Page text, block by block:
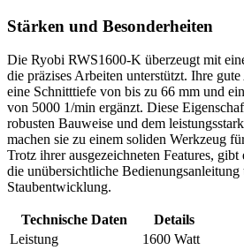
Stärken und Besonderheiten
Die Ryobi RWS1600-K überzeugt mit
die präzises Arbeiten unterstützt. Ihre
eine Schnitttiefe von bis zu 66 mm und
von 5000 1/min ergänzt. Diese
robusten Bauweise und dem
machen sie zu einem soliden Werkzeug
Trotz ihrer ausgezeichneten Features,
die unübersichtliche Bedienungsanleitung
Staubentwicklung.
Technische Daten
Details
Leistung
1600 Watt